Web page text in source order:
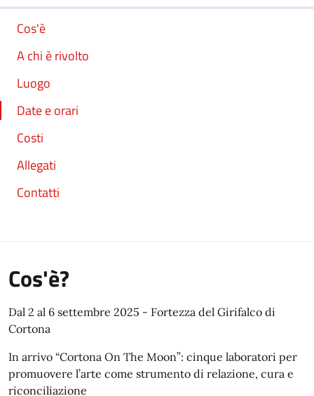
Cos'è
A chi è rivolto
Luogo
Date e orari
Costi
Allegati
Contatti
Cos'è?
Dal 2 al 6 settembre 2025 - Fortezza del Girifalco di
Cortona
In arrivo “Cortona On The Moon”: cinque laboratori per
promuovere l’arte come strumento di relazione, cura e
riconciliazione